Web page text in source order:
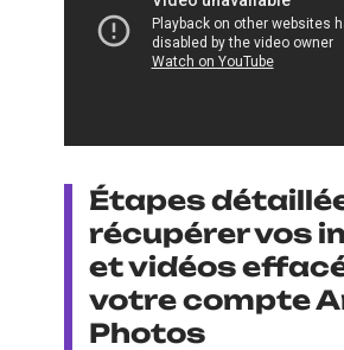
Étapes
récupérer vos
et vidéos
votre compte
Photos